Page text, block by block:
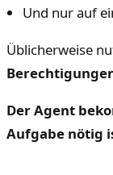
Und nur auf
Üblicherweise
Der Agent
Aufgabe nötig